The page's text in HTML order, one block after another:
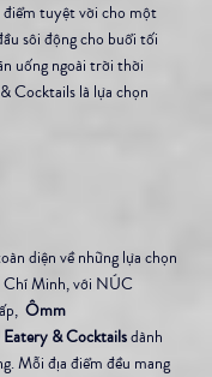
điểm tuyệt vời cho một
sôi động cho buổi tối
uống ngoài trời thời
Cocktails là lựa chọn
diện về những lựa chọn
Chí Minh, với NÚC
Ômm
& Cocktails dành
Mỗi địa điểm đều mang